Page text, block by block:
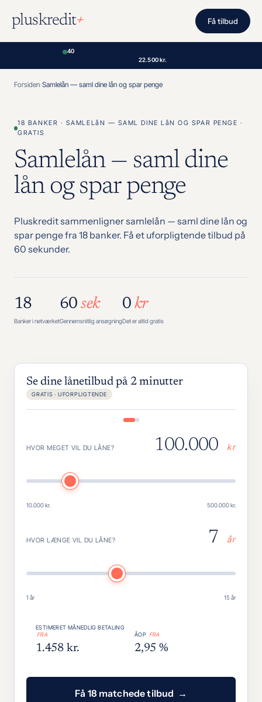
pluskredit+ Få tilbud
40
22.500 kr.
Forsiden Samlelån — saml dine lån og spar penge
18 BANKER · SAMLELåN — SAML DINE LåN OG SPAR PENGE ·
GRATIS
Samlelån — saml dine
lån og spar penge
Pluskredit sammenligner samlelån — saml dine lån og
spar penge fra 18 banker. Få et uforpligtende tilbud på
60 sekunder.
18
Banker i netværket
60sek
Gennemsnitlig ansøgning
0 kr
Det er altid gratis
Se dine lånetilbud på 2 minutter
GRATIS · UFORPLIGTENDE
HVOR MEGET VIL DU LÅNE? 100.000 kr
10.000 kr. 500.000 kr.
HVOR LÆNGE VIL DU LÅNE? 7 år
1 år 15 år
ESTIMERET MÅNEDLIG BETALING
FRA
1.458 kr.
ÅOP FRA
2,95 %
Få 18 matchede tilbud